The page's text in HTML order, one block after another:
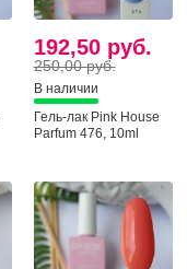
192,50 руб.
250,00 руб.
В наличии
Гель-лак Pink House
Parfum 476, 10ml